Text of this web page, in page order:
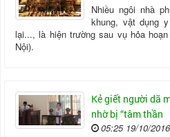
Nhiều ngôi nhà
khung, vật dụng
lại..., là hiện trường sau vụ hỏa
Nội).
Kẻ giết người dã
nhờ bị “tâm thần
05:25 19/10/2016